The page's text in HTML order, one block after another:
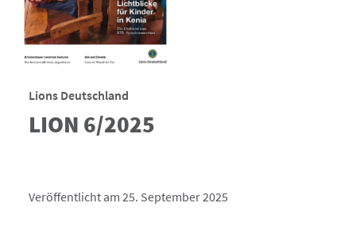
Lions Deutschland
LION 6/2025
Veröffentlicht am 25. September 2025